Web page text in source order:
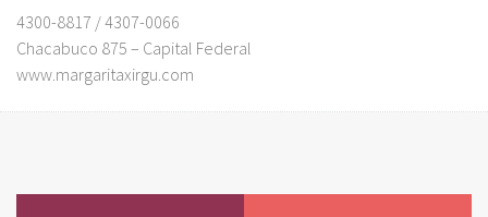
4300-8817 / 4307-0066
Chacabuco 875 – Capital Federal
www.margaritaxirgu.com